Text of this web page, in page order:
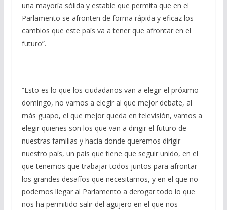
una mayoría sólida y estable que permita que en el
Parlamento se afronten de forma rápida y eficaz los
cambios que este país va a tener que afrontar en el
futuro”.
“Esto es lo que los ciudadanos van a elegir el próximo
domingo, no vamos a elegir al que mejor debate, al
más guapo, el que mejor queda en televisión, vamos a
elegir quienes son los que van a dirigir el futuro de
nuestras familias y hacia donde queremos dirigir
nuestro país, un país que tiene que seguir unido, en el
que tenemos que trabajar todos juntos para afrontar
los grandes desafíos que necesitamos, y en el que no
podemos llegar al Parlamento a derogar todo lo que
nos ha permitido salir del agujero en el que nos